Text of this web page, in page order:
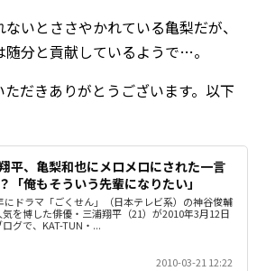
いとささやかれている亀梨だが、
分と貢献しているようで…。
だきありがとうございます。以下
平、亀梨和也にメロメロにされた一言
「俺もそういう先輩になりたい」
にドラマ「ごくせん」（日本テレビ系）の神谷俊輔
を博した俳優・三浦翔平（21）が2010年3月12日
グで、KAT-TUN・...
2010-03-21 12:22